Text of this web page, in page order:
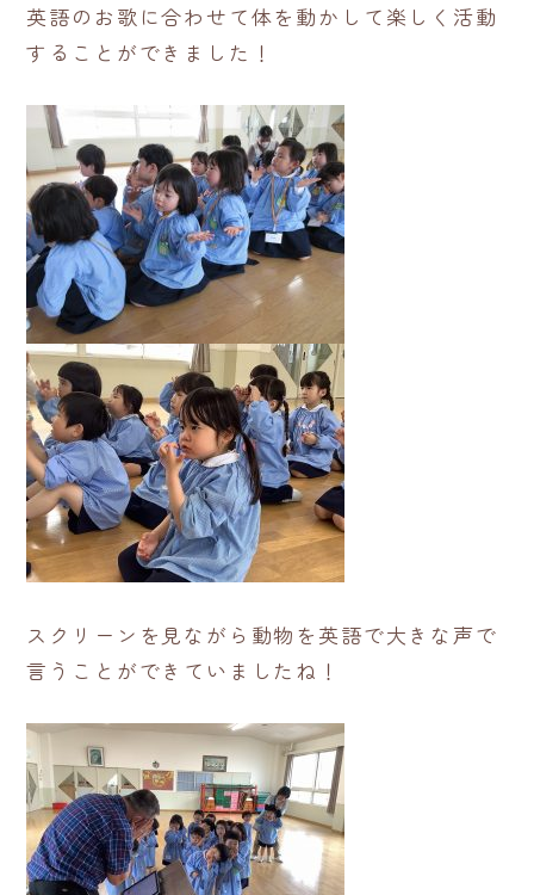
英語のお歌に合わせて体を動かして楽しく活動
することができました！
スクリーンを見ながら動物を英語で大きな声で
言うことができていましたね！